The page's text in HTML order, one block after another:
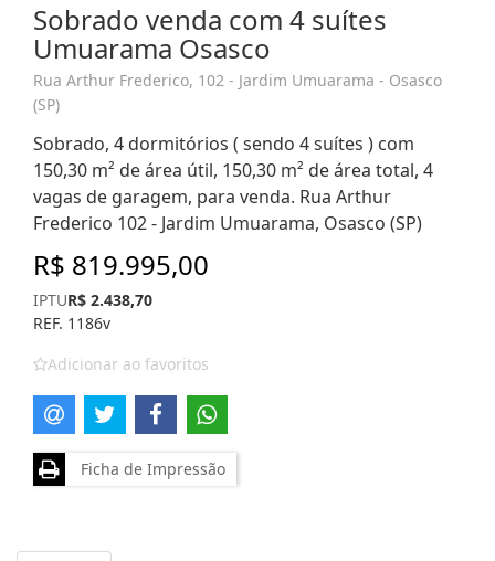
Sobrado venda com 4 suítes
Umuarama Osasco
Rua Arthur Frederico, 102 - Jardim Umuarama - Osasco
(SP)
Sobrado, 4 dormitórios ( sendo 4 suítes ) com
150,30 m² de área útil, 150,30 m² de área total, 4
vagas de garagem, para venda. Rua Arthur
Frederico 102 - Jardim Umuarama, Osasco (SP)
R$ 819.995,00
IPTUR$ 2.438,70
REF. 1186v
Adicionar ao favoritos
Ficha de Impressão